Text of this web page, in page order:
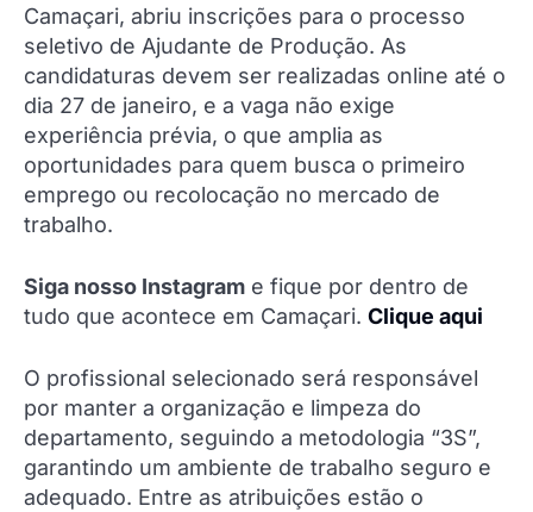
Camaçari, abriu inscrições para o processo
seletivo de Ajudante de Produção. As
candidaturas devem ser realizadas online até o
dia 27 de janeiro, e a vaga não exige
experiência prévia, o que amplia as
oportunidades para quem busca o primeiro
emprego ou recolocação no mercado de
trabalho.
Siga nosso Instagram e fique por dentro de
tudo que acontece em Camaçari. Clique aqui
O profissional selecionado será responsável
por manter a organização e limpeza do
departamento, seguindo a metodologia “3S”,
garantindo um ambiente de trabalho seguro e
adequado. Entre as atribuições estão o